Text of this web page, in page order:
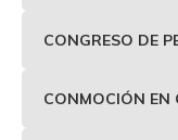
CONGRESO DE
CONMOCIÓN EN